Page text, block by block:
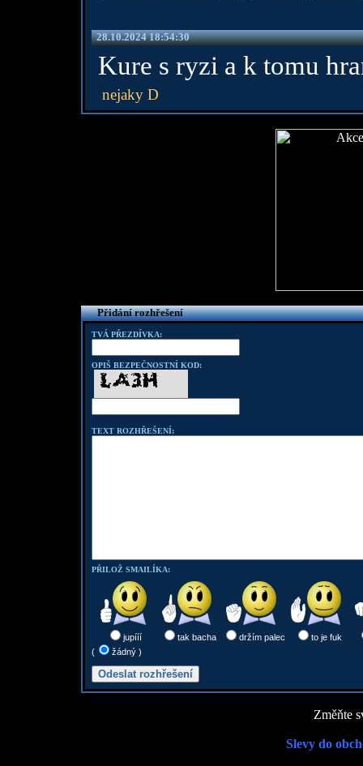
28.10.2024 18:54:30
Kure s ryzi a k tomu
nejaky D
Přidání rozhřešení
TVÁ PŘEZDÍVKA:
OPIŠ BEZPEČNOSTNÍ KOD:
TEXT ROZHŘEŠENÍ:
PŘILOŽ SMAILÍKA:
jupííí tak bacha držím palec
to je fuk
(
žádný )
Změňte
Slevy do